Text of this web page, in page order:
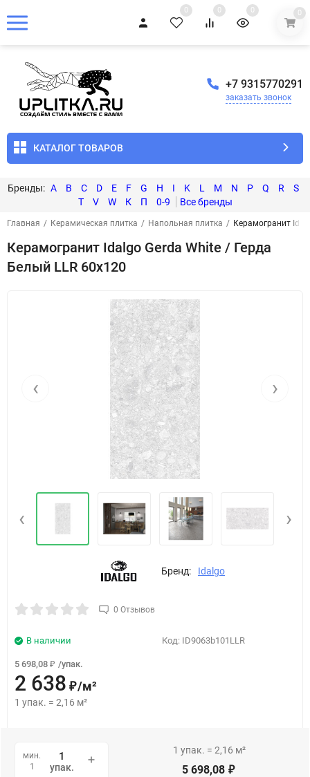
0 0 0 0
+7 9315770291
заказать звонок
КАТАЛОГ ТОВАРОВ
A B C D E F G H I K L M N P Q R
S
T
V W К П 0-9
Главная / Керамическая плитка / Напольная плитка / Керамогранит
Керамогранит Idalgo Gerda White / Герда
Белый LLR 60x120
‹ ›
‹ ›
Бренд: Idalgo
0 Отзывов
Код: ID9063b101LLR
В наличии
5 698,08 ₽ /упак.
2 638 ₽/м²
1 упак. = 2,16 м²
мин.
1
упак.
1 упак. = 2,16 м²
5 698,08 ₽